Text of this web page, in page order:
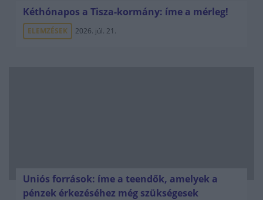
Kéthónapos a Tisza-kormány: íme a mérleg!
ELEMZÉSEK 2026. júl. 21.
Uniós források: íme a teendők, amelyek a
pénzek érkezéséhez még szükségesek